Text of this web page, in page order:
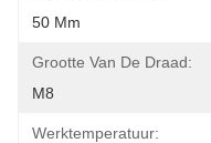
50 Mm
Grootte Van De Draad:
M8
Werktemperatuur: